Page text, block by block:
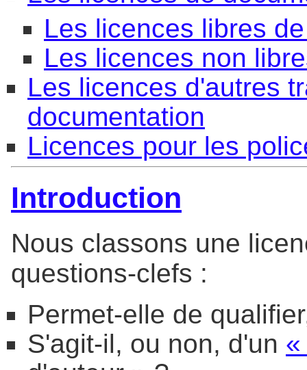
Les licences libres
Les licences non
Les licences d'autres
documentation
Licences pour les
Introduction
Nous classons une
questions-clefs :
Permet-elle de
S'agit-il, ou non, d'un